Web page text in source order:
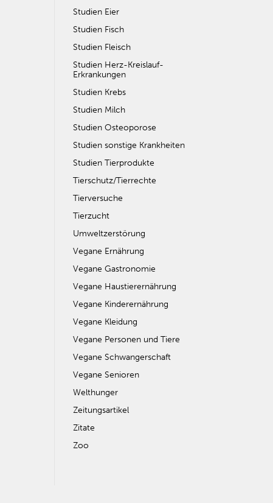
Studien Eier
Studien Fisch
Studien Fleisch
Studien Herz-Kreislauf-
Erkrankungen
Studien Krebs
Studien Milch
Studien Osteoporose
Studien sonstige Krankheiten
Studien Tierprodukte
Tierschutz/Tierrechte
Tierversuche
Tierzucht
Umweltzerstörung
Vegane Ernährung
Vegane Gastronomie
Vegane Haustierernährung
Vegane Kinderernährung
Vegane Kleidung
Vegane Personen und Tiere
Vegane Schwangerschaft
Vegane Senioren
Welthunger
Zeitungsartikel
Zitate
Zoo